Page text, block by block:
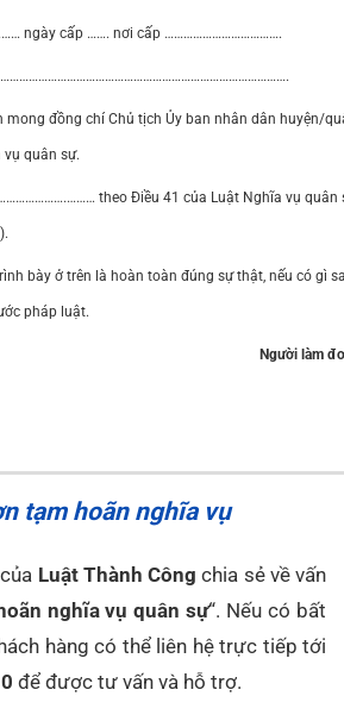
ngày cấp ……. nơi cấp ……………………………….
mong đồng chí Chủ tịch Ủy ban nhân dân huyện/
quân sự.
theo Điều 41 của Luật Nghĩa vụ quân
bày ở trên là hoàn toàn đúng sự thật, nếu có gì
pháp luật.
Người làm
tạm hoãn nghĩa vụ
Luật Thành Công chia sẻ về vấn
nghĩa vụ quân sự“. Nếu có bất
hàng có thể liên hệ trực tiếp tới
để được tư vấn và hỗ trợ.